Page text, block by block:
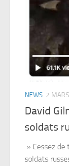
NEWS 2
David
soldats
» Cessez
soldats